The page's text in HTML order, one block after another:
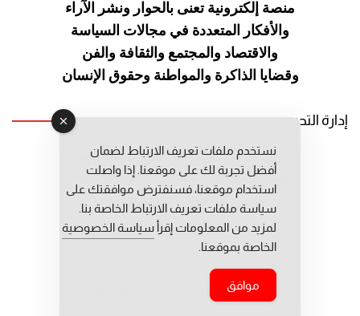
منصة إلكترونية تعنى بالحوار ونشر
الآراء
والأفكار المتعددة في مجالات السياسة
والاقتصاد والمجتمع والثقافة والفن
وقضايا الذاكرة والمواطنة وحقوق الإنسان
إدارة التحرير
رئيس التحرير: عبد الرحيم التوراني
رئيس التحرير المساعد: المعطي قبال
مديرة التحرير: فاطمة حوحو
جميع حقوق النشر محفوظة © 2026
نستخدم ملفات تعريف الارتباط لضمان
أفضل تجربة لك على موقعنا. إذا واصلت
استخدام موقعنا، فسنفترض موافقتك على
سياسة ملفات تعريف الارتباط الخاصة بنا.
لمزيد من المعلومات إقرأ سياسة الخصوصية
الخاصة بموقعنا.
موافق